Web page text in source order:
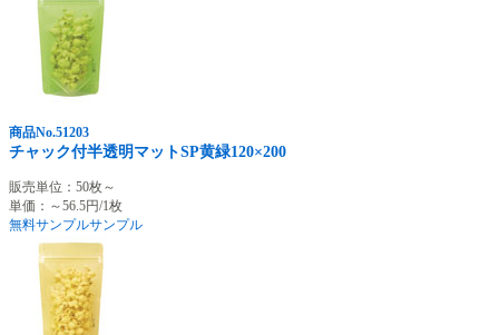
商品No.51203
チャック付半透明マットSP黄緑120×200
販売単位：50枚～
単価：～56.5円/1枚
無料サンプルサンプル